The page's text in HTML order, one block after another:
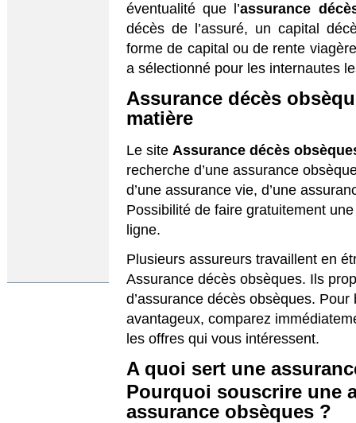
éventualité que l’assurance
décès de l’assuré, un capital
forme de capital ou de rente
a sélectionné pour les internautes
Assurance décès
matière
Le site Assurance décès
recherche d’une assurance
d’une assurance vie, d’une
Possibilité de faire gratuitement
ligne.
Plusieurs assureurs travaillent en
Assurance décès obsèques. Ils
d’assurance décès obsèques.
avantageux, comparez
les offres qui vous intéressent.
A quoi sert une
Pourquoi souscrire une
assurance obsèques ?